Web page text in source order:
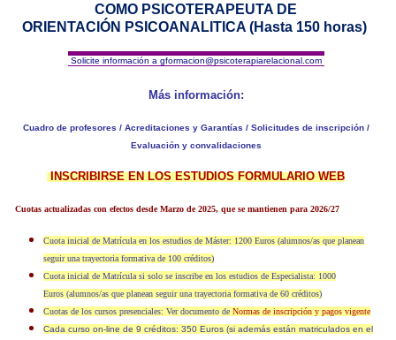
COMO PSICOTERAPEUTA DE
ORIENTACIÓN PSICOANALITICA (Hasta 150 horas)
Solicite información a gformacion@psicoterapiarelacional.com
Más información:
Cuadro de profesores / Acreditaciones y Garantías / Solicitudes de inscripción/
Evaluación y convalidaciones
INSCRIBIRSE EN LOS ESTUDIOSFORMULARIO WEB
Cuotas actualizadas con efectos desde Marzo de 2025, que se mantienen para 2026/27
Cuota inicial de Matrícula en los estudios de Máster: 1200 Euros (alumnos/as que planean
seguir una trayectoria formativa de 100 créditos)
Cuota inicial de Matrícula si solo se inscribe en los estudios de Especialista: 1000
Euros (alumnos/as que planean seguir una trayectoria formativa de 60 créditos)
Cuotas de los cursos presenciales: Ver documento de Normas de inscripción y pagos vigente
Cada curso on-line de 9 créditos: 350 Euros (si además están matriculados en el